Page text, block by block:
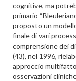
cognitive, ma
primario
proposto un
finale di vari
comprensione dei
(43), nel 1996,
approccio
osservazioni